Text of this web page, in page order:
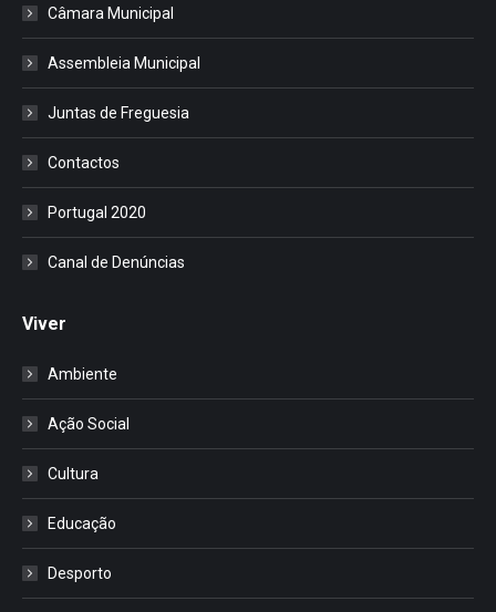
Câmara Municipal
Assembleia Municipal
Juntas de Freguesia
Contactos
Portugal 2020
Canal de Denúncias
Viver
Ambiente
Ação Social
Cultura
Educação
Desporto